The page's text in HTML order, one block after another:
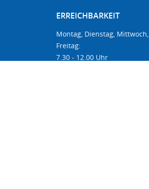
ERREICHBARKEIT
Montag, Dienstag, Mittwoch,
Freitag:
7.30 - 12.00 Uhr